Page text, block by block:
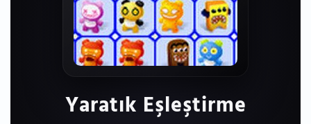
Yaratık Eşleştirme